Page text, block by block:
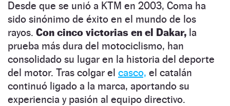
Desde que se unió a KTM en 2003, Coma ha
sido sinónimo de éxito en el mundo de los
rayos. Con cinco victorias en el Dakar, la
prueba más dura del motociclismo, han
consolidado su lugar en la historia del deporte
del motor. Tras colgar el casco, el catalán
continuó ligado a la marca, aportando su
experiencia y pasión al equipo directivo.